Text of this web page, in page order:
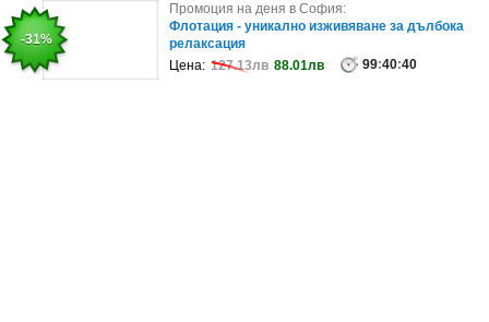
-50%
Промоция на деня в Варна:
Подари релакс в Златни пясъци: SPA ден с
включен обяд, плюс комплимент - м..
Цена: 79.99лв 40.00лв 99:40:36
-31%
Промоция на деня в София:
Флотация - уникално изживяване за дълбока
релаксация
Цена: 127.13лв 88.01лв 99:40:40